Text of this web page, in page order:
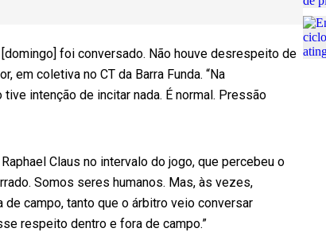
foi conversado. Não houve desrespeito de
em coletiva no CT da Barra Funda. “Na
intenção de incitar nada. É normal. Pressão
Claus no intervalo do jogo, que percebeu o
Somos seres humanos. Mas, às vezes,
campo, tanto que o árbitro veio conversar
respeito dentro e fora de campo.”